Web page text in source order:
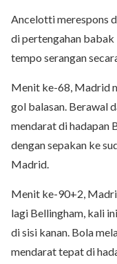
Ancelotti merespons
di pertengahan
tempo serangan
Menit ke-68, Madrid
gol balasan. Berawal
mendarat di hadapan
dengan sepakan ke
Madrid.
Menit ke-90+2,
lagi Bellingham, kali
di sisi kanan. Bola
mendarat tepat di